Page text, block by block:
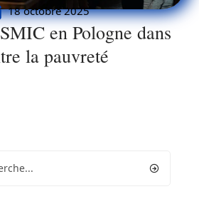
18 octobre 2025
en Pologne dans
la pauvreté